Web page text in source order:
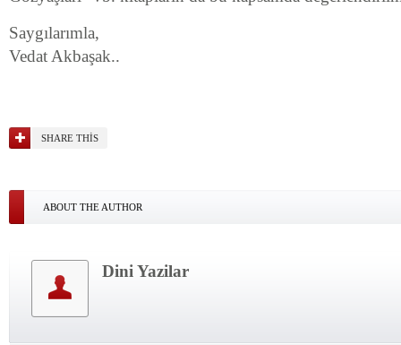
Saygılarımla,
Vedat Akbaşak..
SHARE THIS
ABOUT THE AUTHOR
Dini Yazilar